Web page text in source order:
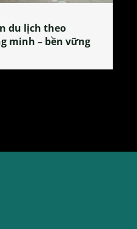
Nhi – nơi lan